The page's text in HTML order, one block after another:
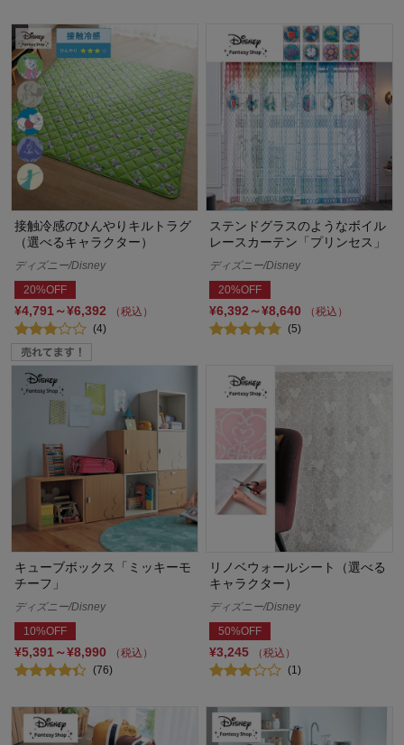
接触冷感のひんやりキルトラグ
（選べるキャラクター）
ディズニー/Disney
20%OFF
¥4,791～¥6,392
（税込）
(4)
ステンドグラスのようなボイル
レースカーテン「プリンセス」
ディズニー/Disney
20%OFF
¥6,392～¥8,640
（税込）
(5)
キューブボックス「ミッキーモ
チーフ」
ディズニー/Disney
10%OFF
¥5,391～¥8,990
（税込）
(76)
リノベウォールシート（選べる
キャラクター）
ディズニー/Disney
50%OFF
¥3,245
（税込）
(1)